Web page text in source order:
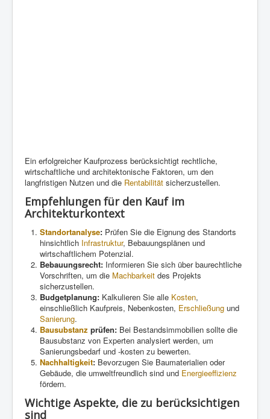
Ein erfolgreicher Kaufprozess berücksichtigt rechtliche,
wirtschaftliche und architektonische Faktoren, um den
langfristigen Nutzen und die Rentabilität sicherzustellen.
Empfehlungen für den Kauf im
Architekturkontext
Standortanalyse: Prüfen Sie die Eignung des Standorts
hinsichtlich Infrastruktur, Bebauungsplänen und
wirtschaftlichem Potenzial.
Bebauungsrecht: Informieren Sie sich über baurechtliche
Vorschriften, um die Machbarkeit des Projekts
sicherzustellen.
Budgetplanung: Kalkulieren Sie alle Kosten,
einschließlich Kaufpreis, Nebenkosten, Erschließung und
Sanierung.
Bausubstanz prüfen: Bei Bestandsimmobilien sollte die
Bausubstanz von Experten analysiert werden, um
Sanierungsbedarf und -kosten zu bewerten.
Nachhaltigkeit: Bevorzugen Sie Baumaterialien oder
Gebäude, die umweltfreundlich sind und Energieeffizienz
fördern.
Wichtige Aspekte, die zu berücksichtigen
sind